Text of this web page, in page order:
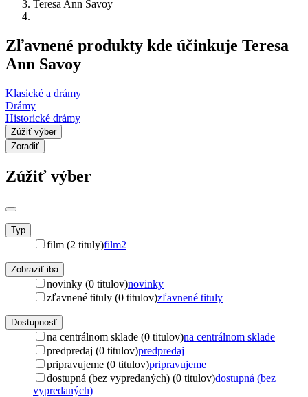
Teresa Ann Savoy
Zľavnené produkty kde účinkuje Teresa
Ann Savoy
Klasické a drámy
Drámy
Historické drámy
Zúžiť výber
Zoradiť
Zúžiť výber
Typ
film (2 tituly)film2
Zobraziť iba
novinky (0 titulov)novinky
zľavnené tituly (0 titulov)zľavnené tituly
Dostupnosť
na centrálnom sklade (0 titulov)na centrálnom sklade
predpredaj (0 titulov)predpredaj
pripravujeme (0 titulov)pripravujeme
dostupná (bez vypredaných) (0 titulov)dostupná (bez
vypredaných)